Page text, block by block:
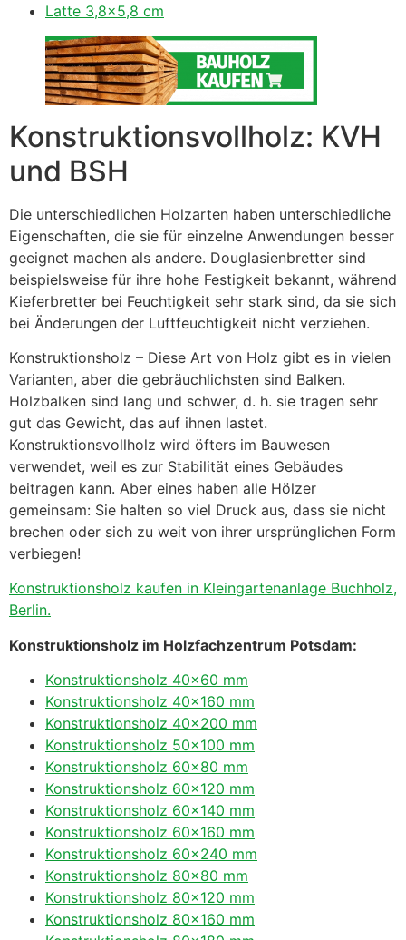
Latte 3,8×5,8 cm
Konstruktionsvollholz: KVH
und BSH
Die unterschiedlichen Holzarten haben unterschiedliche
Eigenschaften, die sie für einzelne Anwendungen besser
geeignet machen als andere. Douglasienbretter sind
beispielsweise für ihre hohe Festigkeit bekannt, während
Kieferbretter bei Feuchtigkeit sehr stark sind, da sie sich
bei Änderungen der Luftfeuchtigkeit nicht verziehen.
Konstruktionsholz – Diese Art von Holz gibt es in vielen
Varianten, aber die gebräuchlichsten sind Balken.
Holzbalken sind lang und schwer, d. h. sie tragen sehr
gut das Gewicht, das auf ihnen lastet.
Konstruktionsvollholz wird öfters im Bauwesen
verwendet, weil es zur Stabilität eines Gebäudes
beitragen kann. Aber eines haben alle Hölzer
gemeinsam: Sie halten so viel Druck aus, dass sie nicht
brechen oder sich zu weit von ihrer ursprünglichen Form
verbiegen!
Konstruktionsholz kaufen in Kleingartenanlage Buchholz,
Berlin.
Konstruktionsholz im Holzfachzentrum Potsdam:
Konstruktionsholz 40×60 mm
Konstruktionsholz 40×160 mm
Konstruktionsholz 40×200 mm
Konstruktionsholz 50×100 mm
Konstruktionsholz 60×80 mm
Konstruktionsholz 60×120 mm
Konstruktionsholz 60×140 mm
Konstruktionsholz 60×160 mm
Konstruktionsholz 60×240 mm
Konstruktionsholz 80×80 mm
Konstruktionsholz 80×120 mm
Konstruktionsholz 80×160 mm